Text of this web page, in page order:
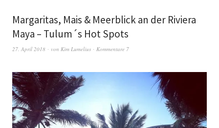
Margaritas, Mais & Meerblick an der Riviera
Maya – Tulum´s Hot Spots
27. April 2018 von Kim Lumelius Kommentare 7